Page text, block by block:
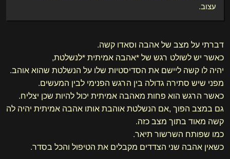
עצוב.
דברתי על מצב של אהבה וסאדו קשה.
כאשר יש לשולט רגש של *אהבה אמיתית *לנשלטת,
יהיה לו קשה ליישם את הסדיסטיות שלו על הנשלטת שהוא אוהב.
מפני שיש סתירה גדולה בין הרגש הפנימי לבין המעשים.
כאשר הרגש הוא פחות מאהבה אמיתית יכול להיות שכן יצליח.
גם במצב הפוך ,אם הנשלטת אוהבת אותו אהבה אמיתית יהיה לה
קשה מאוד בתוך מצב כזה.
כמו שפותח השרשור תיאר.
כשאין אהבה שני הצדדים מקבלים את הטיפול והכל בסדר.